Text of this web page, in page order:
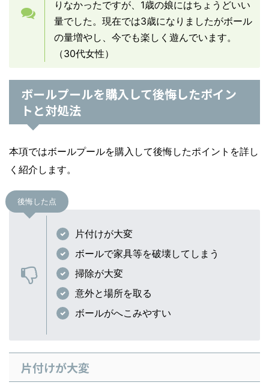
りなかったですが、1歳の娘にはちょうどいい
量でした。現在では3歳になりましたがボール
の量増やし、今でも楽しく遊んでいます。
（30代女性）
ボールプールを購入して後悔したポイン
トと対処法
本項ではボールプールを購入して後悔したポイントを詳し
く紹介します。
後悔した点
片付けが大変
ボールで家具等を破壊してしまう
掃除が大変
意外と場所を取る
ボールがへこみやすい
片付けが大変